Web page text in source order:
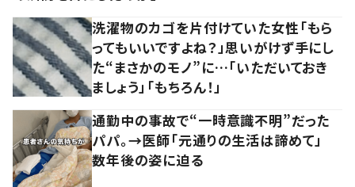
洗濯物のカゴを片付けていた女性「もら
ってもいいですよね？」思いがけず手にし
た“まさかのモノ”に…「いただいておき
ましょう」「もちろん！」
通勤中の事故で“一時意識不明”だった
パパ。→医師「元通りの生活は諦めて」
数年後の姿に迫る